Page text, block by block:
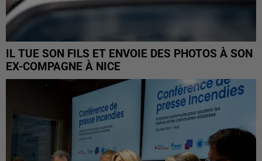
IL TUE SON FILS ET ENVOIE DES PHOTOS À SON
EX-COMPAGNE À NICE